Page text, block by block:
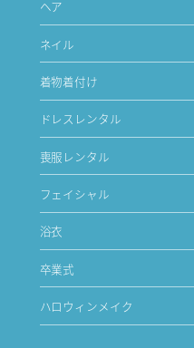
ヘア
ネイル
着物着付け
ドレスレンタル
喪服レンタル
フェイシャル
浴衣
卒業式
ハロウィンメイク